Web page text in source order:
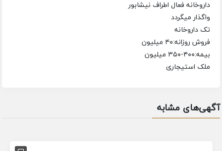
داروخانه فعال اطراف نیشابور
واگذار میگردد
تک داروخانه
فروش روزانه:۴۰ میلیون
بیمه:۴۰۰-۳۵۰ میلیون
ملک استیجاری
آگهی‌های مشابه